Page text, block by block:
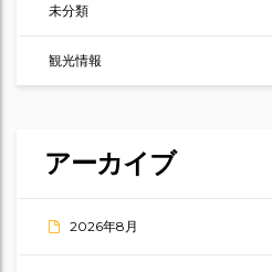
未分類
観光情報
アーカイブ
2026年8月